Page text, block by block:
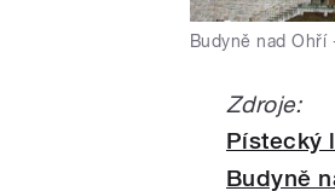
Budyně nad Ohří
Zdroje:
Pístecký
Budyně